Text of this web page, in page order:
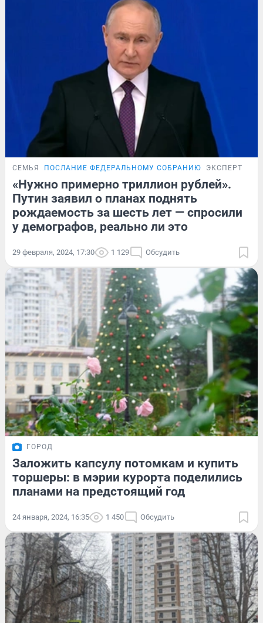
СЕМЬЯ ПОСЛАНИЕ ФЕДЕРАЛЬНОМУ СОБРАНИЮ ЭКСПЕРТ
«Нужно примерно триллион рублей».
Путин заявил о планах поднять
рождаемость за шесть лет — спросили
у демографов, реально ли это
29 февраля, 2024, 17:30 1 129 Обсудить
ГОРОД
Заложить капсулу потомкам и купить
торшеры: в мэрии курорта поделились
планами на предстоящий год
24 января, 2024, 16:35 1 450 Обсудить